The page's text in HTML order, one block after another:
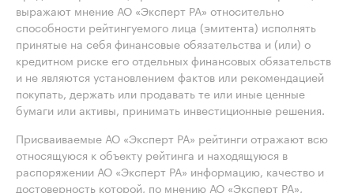
выражают мнение АО «Эксперт РА» относительно
способности рейтингуемого лица (эмитента) исполнять
принятые на себя финансовые обязательства и (или) о
кредитном риске его отдельных финансовых обязательств
и не являются установлением фактов или рекомендацией
покупать, держать или продавать те или иные ценные
бумаги или активы, принимать инвестиционные решения.
Присваиваемые АО «Эксперт РА» рейтинги отражают всю
относящуюся к объекту рейтинга и находящуюся в
распоряжении АО «Эксперт РА» информацию, качество и
достоверность которой, по мнению АО «Эксперт РА»,